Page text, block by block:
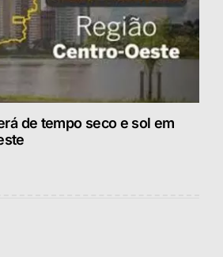
de tempo seco e sol em